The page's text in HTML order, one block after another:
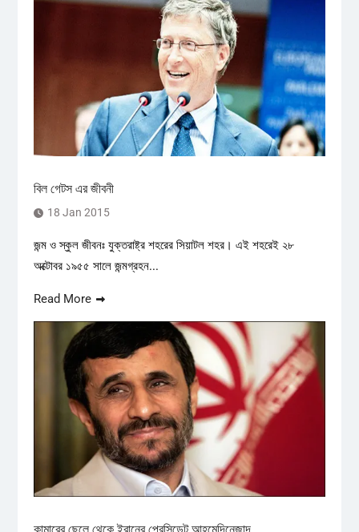
বিল গেটস এর জীবনী
18 Jan 2015
জন্ম ও স্কুল জীবনঃ যুক্তরাষ্ট্র শহরের সিয়াটল শহর। এই শহরেই ২৮
অক্টোবর ১৯৫৫ সালে জন্মগ্রহন...
Read More